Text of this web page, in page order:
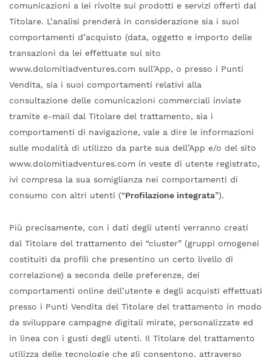
comunicazioni a lei rivolte sui prodotti e servizi offerti dal
Titolare. L’analisi prenderà in considerazione sia i suoi
comportamenti d’acquisto (data, oggetto e importo delle
transazioni da lei effettuate sul sito
www.dolomitiadventures.com sull’App, o presso i Punti
Vendita, sia i suoi comportamenti relativi alla
consultazione delle comunicazioni commerciali inviate
tramite e-mail dal Titolare del trattamento, sia i
comportamenti di navigazione, vale a dire le informazioni
sulle modalità di utilizzo da parte sua dell’App e/o del sito
www.dolomitiadventures.com in veste di utente registrato,
ivi compresa la sua somiglianza nei comportamenti di
consumo con altri utenti (“Profilazione integrata”).
Più precisamente, con i dati degli utenti verranno creati
dal Titolare del trattamento dei “cluster” (gruppi omogenei
costituiti da profili che presentino un certo livello di
correlazione) a seconda delle preferenze, dei
comportamenti online dell’utente e degli acquisti effettuati
presso i Punti Vendita del Titolare del trattamento in modo
da sviluppare campagne digitali mirate, personalizzate ed
in linea con i gusti degli utenti. Il Titolare del trattamento
utilizza delle tecnologie che gli consentono, attraverso